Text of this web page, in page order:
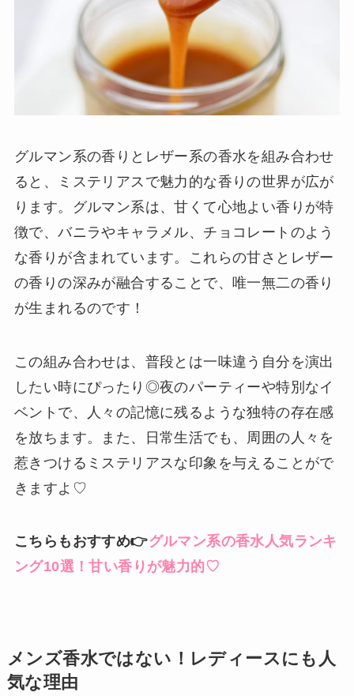
グルマン系の香りとレザー系の香水を組み合わせ
ると、ミステリアスで魅力的な香りの世界が広が
ります。グルマン系は、甘くて心地よい香りが特
徴で、バニラやキャラメル、チョコレートのよう
な香りが含まれています。これらの甘さとレザー
の香りの深みが融合することで、唯一無二の香り
が生まれるのです！
この組み合わせは、普段とは一味違う自分を演出
したい時にぴったり◎夜のパーティーや特別なイ
ベントで、人々の記憶に残るような独特の存在感
を放ちます。また、日常生活でも、周囲の人々を
惹きつけるミステリアスな印象を与えることがで
きますよ♡
こちらもおすすめ👉グルマン系の香水人気ランキ
ング10選！甘い香りが魅力的♡
メンズ香水ではない！レディースにも人
気な理由